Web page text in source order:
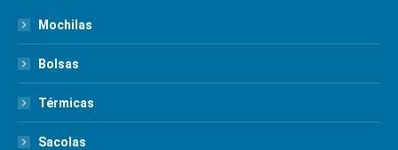
Mochilas
Bolsas
Térmicas
Sacolas